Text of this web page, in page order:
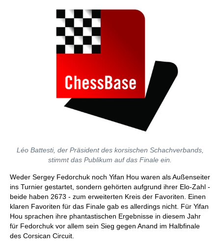
Léo Battesti, der Präsident des korsischen Schachverbands,
stimmt das Publikum auf das Finale ein.
Weder Sergey Fedorchuk noch Yifan Hou waren als Außenseiter
ins Turnier gestartet, sondern gehörten aufgrund ihrer Elo-Zahl -
beide haben 2673 - zum erweiterten Kreis der Favoriten. Einen
klaren Favoriten für das Finale gab es allerdings nicht. Für Yifan
Hou sprachen ihre phantastischen Ergebnisse in diesem Jahr
für Fedorchuk vor allem sein Sieg gegen Anand im Halbfinale
des Corsican Circuit.